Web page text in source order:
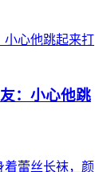
：小心他跳